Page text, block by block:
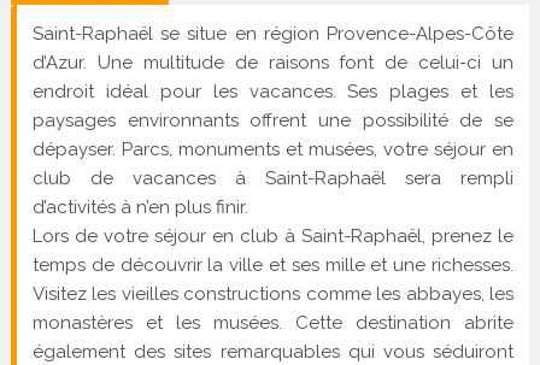
Saint-Raphaël se situe en région Provence-Alpes-Côte
d’Azur. Une multitude de raisons font de celui-ci un
endroit idéal pour les vacances. Ses plages et les
paysages environnants offrent une possibilité de se
dépayser. Parcs, monuments et musées, votre séjour en
club de vacances à Saint-Raphaël sera rempli
d’activités à n’en plus finir.
Lors de votre séjour en club à Saint-Raphaël, prenez le
temps de découvrir la ville et ses mille et une richesses.
Visitez les vieilles constructions comme les abbayes, les
monastères et les musées. Cette destination abrite
également des sites remarquables qui vous séduiront